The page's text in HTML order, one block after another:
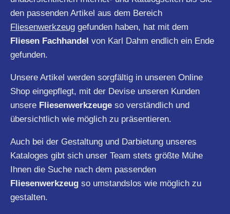
den passenden Artikel aus dem Bereich
Fliesenwerkzeug gefunden haben, hat mit dem
Fliesen Fachhandel von Karl Dahm endlich ein Ende
gefunden.
Unsere Artikel werden sorgfältig in unseren Online
Shop eingepflegt, mit der Devise unseren Kunden
unsere Fliesenwerkzeuge so verständlich und
übersichtlich wie möglich zu präsentieren.
Auch bei der Gestaltung und Darbietung unseres
Kataloges gibt sich unser Team stets größte Mühe
Ihnen die Suche nach dem passenden
Fliesenwerkzeug so umstandslos wie möglich zu
gestalten.